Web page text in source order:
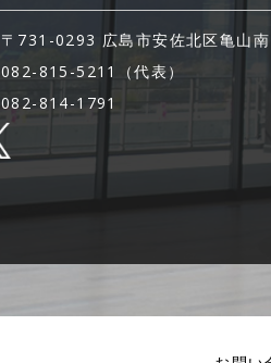
〒731-0293 広島市安佐北区亀山
082-815-5211（代表）
082-814-1791